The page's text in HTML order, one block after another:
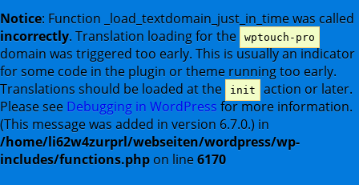
Notice: Function _load_textdomain_just_in_time was called
incorrectly. Translation loading for the wptouch-pro
domain was triggered too early. This is usually an indicator
for some code in the plugin or theme running too early.
Translations should be loaded at the
init
action or later.
Please see Debugging in WordPress for more information.
(This message was added in version 6.7.0.) in
/home/li62w4zurprl/webseiten/wordpress/wp-
includes/functions.php on line6170